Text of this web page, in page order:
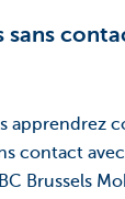
sans
apprendrez
contact
Brussels